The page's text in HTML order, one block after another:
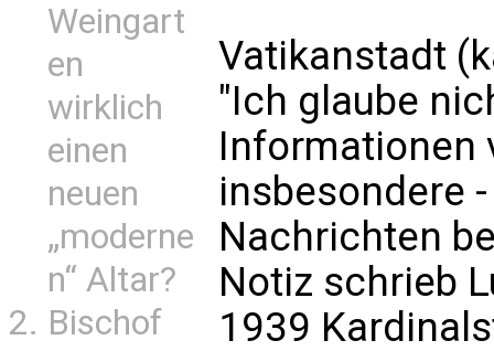
Weingart
en
wirklich
einen
neuen
„moderne
n“ Altar?
Bischof
Vatikanstadt
"Ich glaube
Informationen
insbesondere
Nachrichten
Notiz schrieb
1939